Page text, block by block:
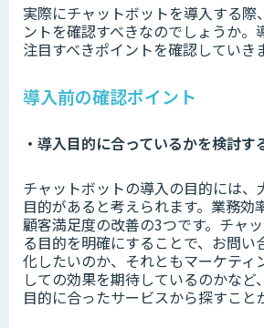
実際にチャットボットを導入する際
ントを確認すべきなのでしょうか。
注目すべきポイントを確認していき
導入前の確認ポイント
・導入目的に合っているかを検討す
チャットボットの導入の目的には、
目的があると考えられます。業務効
顧客満足度の改善の3つです。チャ
る目的を明確にすることで、お問い
化したいのか、それともマーケティ
しての効果を期待しているのかなど
目的に合ったサービスから探すこと